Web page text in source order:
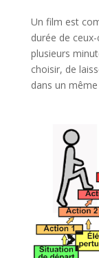
Un film est
durée de
plusieurs
choisir, de
dans un